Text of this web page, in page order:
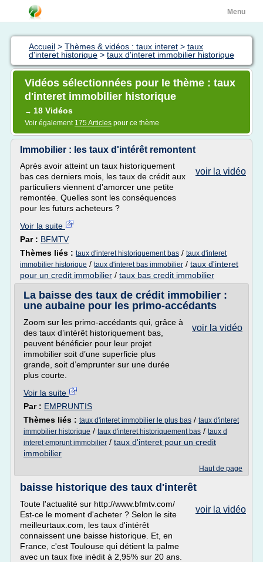
Menu
Accueil > Thèmes & vidéos : taux interet > taux
d'interet historique > taux d'interet immobilier historique
Vidéos sélectionnées pour le thème : taux
d'interet immobilier historique
→ 18 Vidéos
Voir également 175 Articles pour ce thème
Immobilier : les taux d'intérêt remontent
voir la vidéo
Après avoir atteint un taux historiquement
bas ces derniers mois, les taux de crédit aux
particuliers viennent d'amorcer une petite
remontée. Quelles sont les conséquences
pour les futurs acheteurs ?
Voir la suite
Par : BFMTV
Thèmes liés : taux d'interet historiquement bas / taux d'interet
immobilier historique / taux d'interet bas immobilier / taux d'interet
pour un credit immobilier / taux bas credit immobilier
La baisse des taux de crédit immobilier :
une aubaine pour les primo-accédants
voir la vidéo
Zoom sur les primo-accédants qui, grâce à
des taux d’intérêt historiquement bas,
peuvent bénéficier pour leur projet
immobilier soit d’une superficie plus
grande, soit d’emprunter sur une durée
plus courte.
Voir la suite
Par : EMPRUNTIS
Thèmes liés : taux d'interet immobilier le plus bas / taux d'interet
immobilier historique / taux d'interet historiquement bas / taux d
interet emprunt immobilier / taux d'interet pour un credit
immobilier
Haut de page
baisse historique des taux d'interêt
voir la vidéo
Toute l'actualité sur http://www.bfmtv.com/
Est-ce le moment d'acheter ? Selon le site
meilleurtaux.com, les taux d'intérêt
connaissent une baisse historique. Et, en
France, c'est Toulouse qui détient la palme
avec un taux fixe inédit à 2,95% sur 20 ans.